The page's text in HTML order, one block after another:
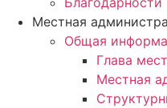
Местная
Общая
Глава
Местная